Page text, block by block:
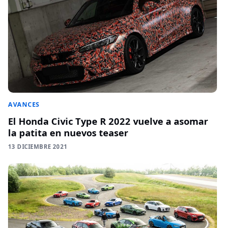
AVANCES
El Honda Civic Type R 2022 vuelve a asomar
la patita en nuevos teaser
13 DICIEMBRE 2021